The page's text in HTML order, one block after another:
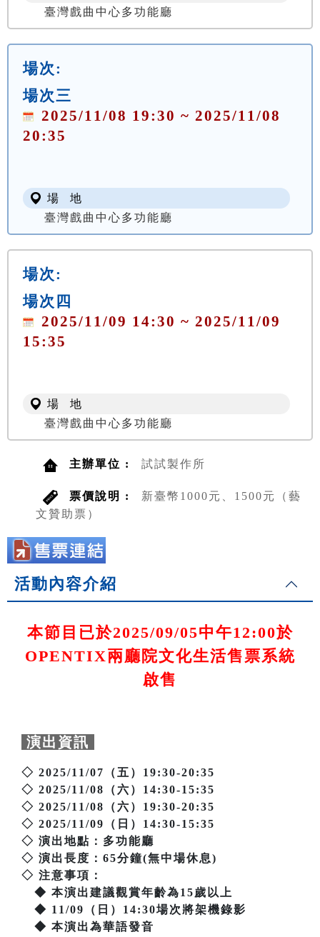
臺灣戲曲中心多功能廳
場次:
場次三
2025/11/08 19:30 ~ 2025/11/08
20:35
場 地
臺灣戲曲中心多功能廳
場次:
場次四
2025/11/09 14:30 ~ 2025/11/09
15:35
場 地
臺灣戲曲中心多功能廳
主辦單位 : 試試製作所
票價說明 :
新臺幣1000元、1500元（藝
文贊助票）
活動內容介紹
本節目已於2025/09/05中午12:00於
OPENTIX兩廳院文化生活售票系統
啟售
演出資訊
◇ 2025/11/07（五）19:30-20:35
◇ 2025/11/08（六）14:30-15:35
◇ 2025/11/08（六）19:30-20:35
◇ 2025/11/09（日）14:30-15:35
◇ 演出地點：多功能廳
◇ 演出長度：65分鐘(無中場休息)
◇ 注意事項：
◆ 本演出建議觀賞年齡為15歲以上
◆ 11/09（日）14:30場次將架機錄影
◆ 本演出為華語發音